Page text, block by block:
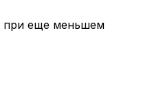
при еще меньшем